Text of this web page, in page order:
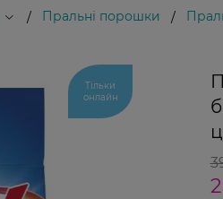
/ Пральні порошки /
Тільки
онлайн